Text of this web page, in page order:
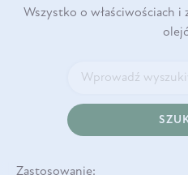
Wszystko o właściwościach
Zastosowanie: